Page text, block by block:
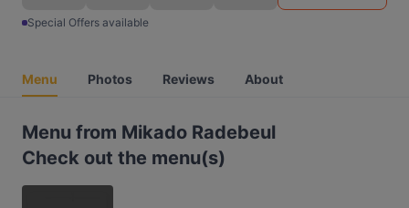
Special Offers available
Menu Photos Reviews About
Menu from Mikado Radebeul
Check out the menu(s)